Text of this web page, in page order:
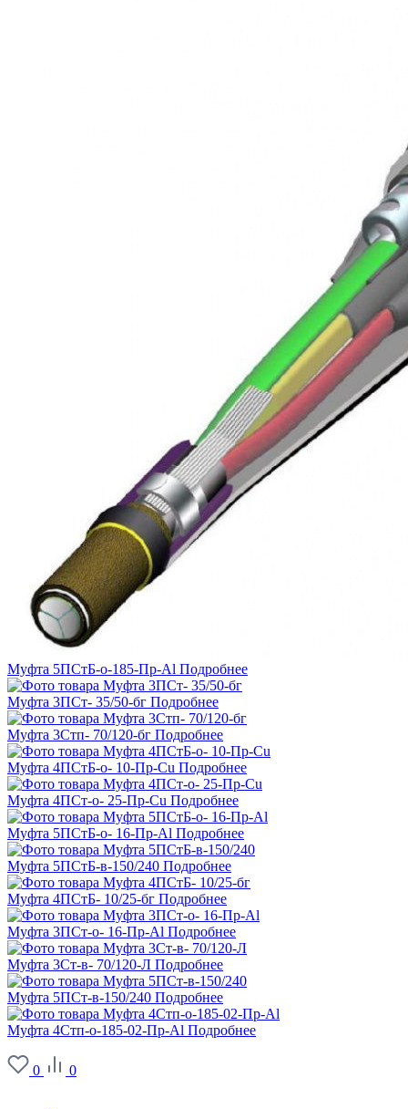
Муфта 5ПСтБ-о-185-Пр-Al Подробнее
Муфта 3ПСт- 35/50-бг Подробнее
Муфта 3Стп- 70/120-бг Подробнее
Муфта 4ПСтБ-о- 10-Пр-Cu Подробнее
Муфта 4ПСт-о- 25-Пр-Cu Подробнее
Муфта 5ПСтБ-о- 16-Пр-Al Подробнее
Муфта 5ПСтБ-в-150/240 Подробнее
Муфта 4ПСтБ- 10/25-бг Подробнее
Муфта 3ПСт-о- 16-Пр-Al Подробнее
Муфта 3Ст-в- 70/120-Л Подробнее
Муфта 5ПСт-в-150/240 Подробнее
Муфта 4Стп-о-185-02-Пр-Al Подробнее
0
0